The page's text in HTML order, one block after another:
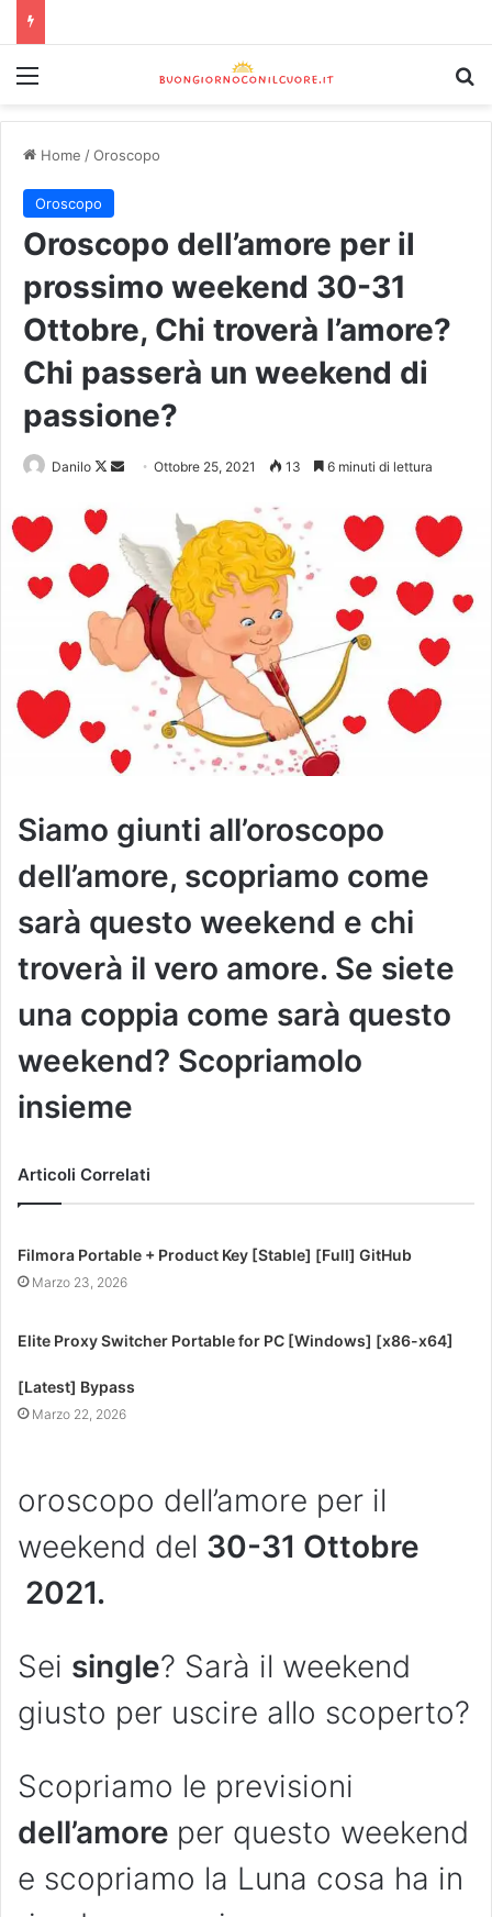
Home /Oroscopo
Oroscopo
Oroscopo dell’amore per il
prossimo weekend 30-31
Ottobre, Chi troverà l’amore?
Chi passerà un weekend di
passione?
Danilo Ottobre 25, 2021 13 6 minuti di lettura
Siamo giunti all’oroscopo
dell’amore, scopriamo come
sarà questo weekend e chi
troverà il vero amore. Se siete
una coppia come sarà questo
weekend? Scopriamolo
insieme
Articoli Correlati
Filmora Portable + Product Key [Stable] [Full] GitHub
Marzo 23, 2026
Elite Proxy Switcher Portable for PC [Windows] [x86-x64]
[Latest] Bypass
Marzo 22, 2026
oroscopo dell’amore per il
weekend del 30-31 Ottobre
2021.
Sei single? Sarà il weekend
giusto per uscire allo scoperto?
Scopriamo le previsioni
dell’amore per questo weekend
e scopriamo la Luna cosa ha in